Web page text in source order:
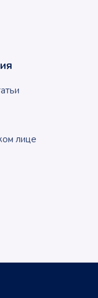
лице